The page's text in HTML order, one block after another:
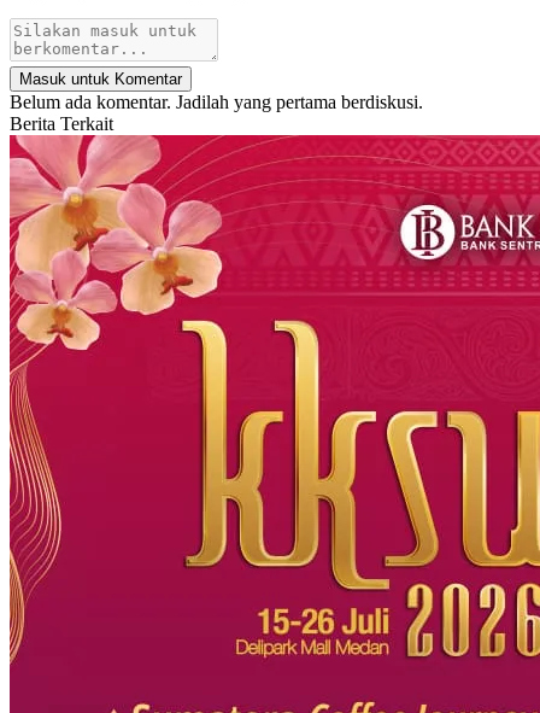
Masuk untuk Komentar
Belum ada komentar. Jadilah yang pertama berdiskusi.
Berita Terkait